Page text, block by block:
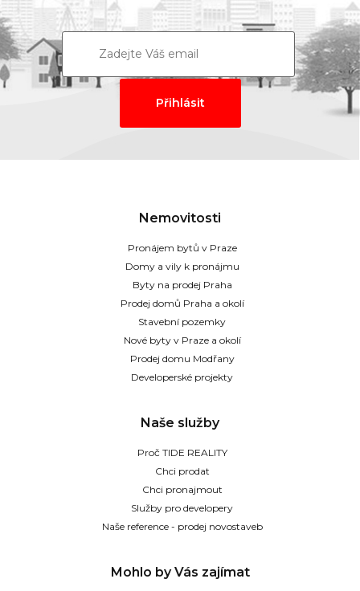
Nemovitosti
Pronájem bytů v Praze
Domy a vily k pronájmu
Byty na prodej Praha
Prodej domů Praha a okolí
Stavební pozemky
Nové byty v Praze a okolí
Prodej domu Modřany
Developerské projekty
Naše služby
Proč TIDE REALITY
Chci prodat
Chci pronajmout
Služby pro developery
Naše reference - prodej novostaveb
Mohlo by Vás zajímat